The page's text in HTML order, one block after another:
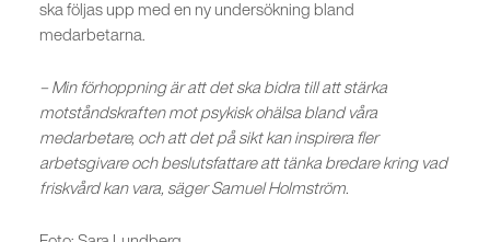
ska följas upp med en ny undersökning bland
medarbetarna.
– Min förhoppning är att det ska bidra till att stärka
motståndskraften mot psykisk ohälsa bland våra
medarbetare, och att det på sikt kan inspirera fler
arbetsgivare och beslutsfattare att tänka bredare kring vad
friskvård kan vara, säger Samuel Holmström.